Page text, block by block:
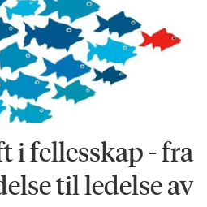
i fellesskap - fra
til ledelse av